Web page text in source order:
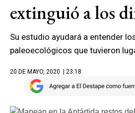
extinguió a los
Su estudio ayudará a entender
paleoecológicos que tuvieron
20 DE MAYO, 2020 | 23.18